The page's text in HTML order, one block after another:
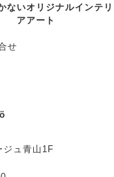
ないオリジナルインテリ
アアート
ュ青山1F